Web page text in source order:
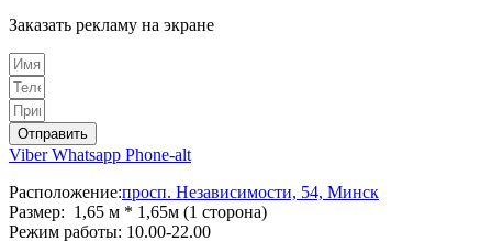
Заказать рекламу на экране
Отправить
Viber Whatsapp Phone-alt
Расположение:просп. Независимости, 54, Минск
Размер: 1,65 м * 1,65м (1 сторона)
Режим работы: 10.00-22.00